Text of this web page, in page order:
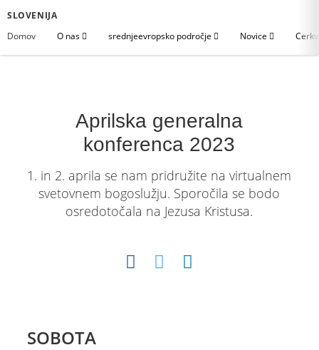
SLOVENIJA
Domov
O nas srednjeevropsko področje Novice
Aprilska generalna
konferenca 2023
1. in 2. aprila se nam pridružite na virtualnem
svetovnem bogoslužju. Sporočila se bodo
osredotočala na Jezusa Kristusa.
SOBOTA